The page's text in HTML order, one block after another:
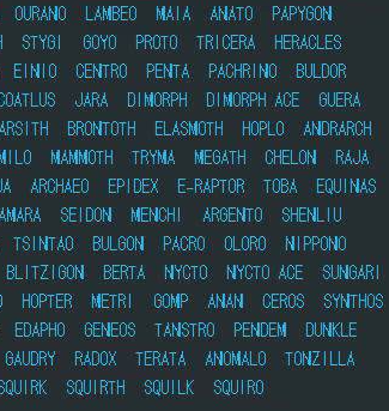
OURANO LAMBEO MAIA ANATO
PAPYGON
STYGI GOYO PROTO TRICERA
HERACLES
EINIO CENTRO PENTA PACHRINO
BULDOR
JARA DIMORPH DIMORPH ACE
GUERA
ARSITH BRONTOTH ELASMOTH HOPLO
ANDRARCH
MAMMOTH TRYMA MEGATH CHELON
RAJA
ARCHAEO EPIDEX E-RAPTOR TOBA
EQUINAS
SEIDON MENCHI ARGENTO
SHENLIU
TSINTAO BULGON PACRO OLORO
NIPPONO
BLITZIGON BERTA NYCTO NYCTO ACE
SUNGARI
HOPTER METRI GOMP ANAN CEROS
SYNTHOS
EDAPHO GENEOS TANSTRO PENDEM
DUNKLE
GAUDRY RADOX TERATA ANOMALO
TONZILLA
SQUIRTH SQUILK SQUIRO